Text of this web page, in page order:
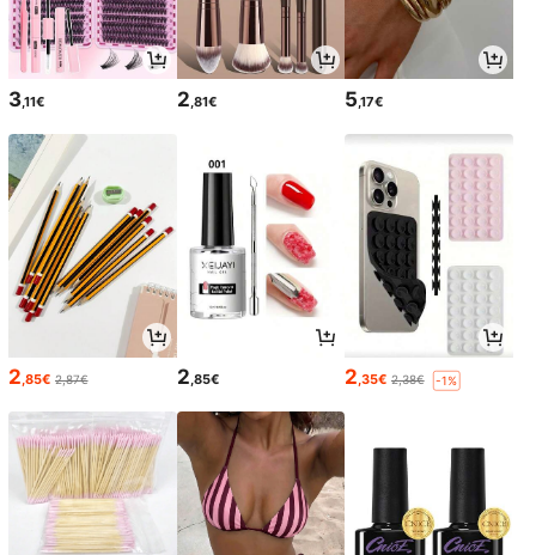
3,11€ 2 ,81€ 5 ,17€
2,85€ 2,87€ 2,85€ 2,35€ 2,38€ -1%